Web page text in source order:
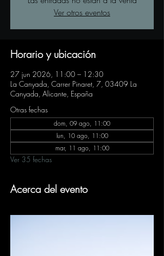
Ver otros eventos
Horario y ubicación
27 jun 2026, 11:00 – 12:30
La Canyada, Carrer Pinaret, 7, 03409 La
Canyada, Alicante, España
Otras fechas
dom, 09 ago, 11:00
lun, 10 ago, 11:00
mar, 11 ago, 11:00
Ver 35 fechas
Acerca del evento